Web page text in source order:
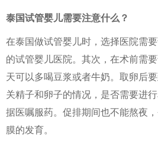
泰国试管婴儿需要注意什么？
在泰国做试管婴儿时，选择医院需
的试管婴儿医院。其次，在术前需
天可以多喝豆浆或者牛奶。取卵后
关精子和卵子的情况，是否需要进
据医嘱服药。促排期间也不能熬夜
膜的发育。